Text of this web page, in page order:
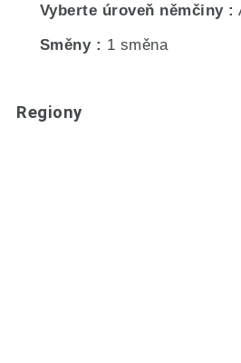
Vyberte úroveň němčiny
Směny
1 směna
Regiony